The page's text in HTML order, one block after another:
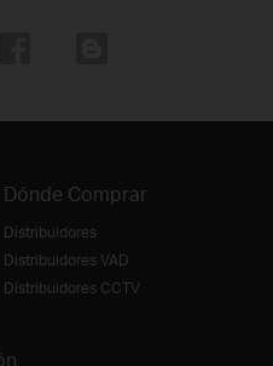
Dónde Comprar
Distribuidores
Distribuidores VAD
Distribuidores CCTV